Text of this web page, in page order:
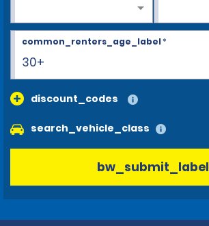
30+
common_renters_age_label*
discount_codes
search_vehicle_class
bw_submit_label